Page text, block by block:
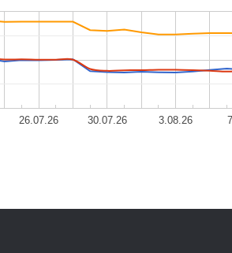
26.07.26 30.07.26 3.08.26